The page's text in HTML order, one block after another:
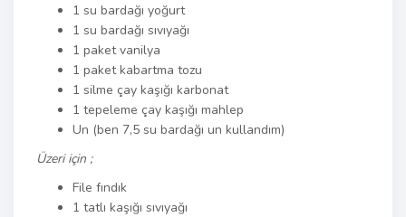
1 su bardağı yoğurt
1 su bardağı sıvıyağı
1 paket vanilya
1 paket kabartma tozu
1 silme çay kaşığı karbonat
1 tepeleme çay kaşığı mahlep
Un (ben 7,5 su bardağı un kullandım)
Üzeri için ;
File fındık
1 tatlı kaşığı sıvıyağı